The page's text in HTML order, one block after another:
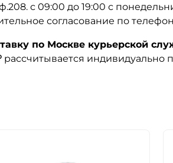
с 09:00 до 19:00 с
согласование по
по Москве курьерской
рассчитывается